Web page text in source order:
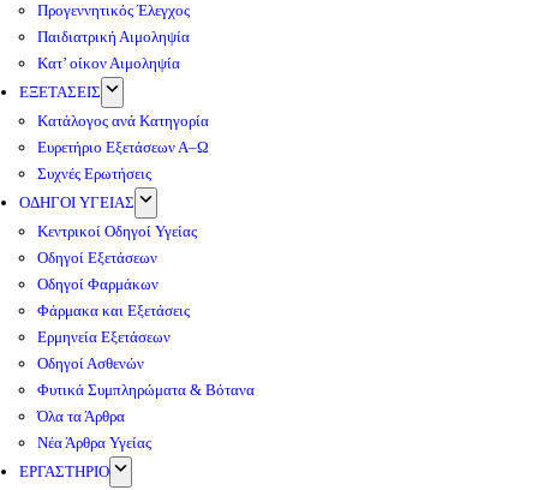
Προγεννητικός Έλεγχος
Παιδιατρική Αιμοληψία
Κατ’ οίκον Αιμοληψία
ΕΞΕΤΑΣΕΙΣ
Κατάλογος ανά Κατηγορία
Ευρετήριο Εξετάσεων Α–Ω
Συχνές Ερωτήσεις
ΟΔΗΓΟΙ ΥΓΕΙΑΣ
Κεντρικοί Οδηγοί Υγείας
Οδηγοί Εξετάσεων
Οδηγοί Φαρμάκων
Φάρμακα και Εξετάσεις
Ερμηνεία Εξετάσεων
Οδηγοί Ασθενών
Φυτικά Συμπληρώματα & Βότανα
Όλα τα Άρθρα
Νέα Άρθρα Υγείας
ΕΡΓΑΣΤΗΡΙΟ